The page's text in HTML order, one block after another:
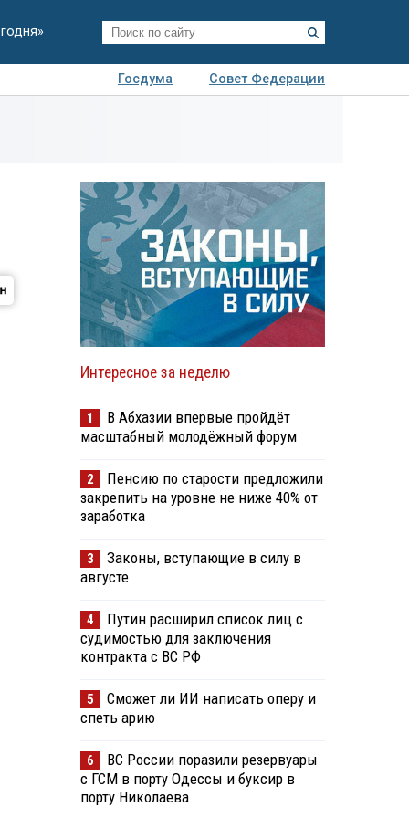
Госдума
Совет Федерации
Интересное за неделю
1
В Абхазии впервые пройдёт
масштабный молодёжный форум
2
Пенсию по старости предложили
закрепить на уровне не ниже 40% от
заработка
3
Законы, вступающие в силу в
августе
4
Путин расширил список лиц с
судимостью для заключения
контракта с ВС РФ
5
Сможет ли ИИ написать оперу и
спеть арию
6
ВС России поразили резервуары
с ГСМ в порту Одессы и буксир в
порту Николаева